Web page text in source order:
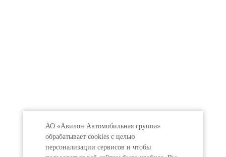
АО «Авилон Автомобильная группа»
обрабатывает cookies с целью
персонализации сервисов и чтобы